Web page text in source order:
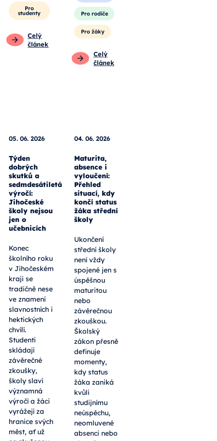
Pro
studenty
Celý
článek
Pro rodiče
Pro žáky
Celý
článek
05. 06. 2026
Týden
dobrých
skutků a
sedmdesátiletá
výročí:
Jihočeské
školy nejsou
jen o
učebnicích
Konec
školního roku
v Jihočeském
kraji se
tradičně nese
ve znamení
slavnostních i
hektických
chvílí.
Studenti
skládají
závěrečné
zkoušky,
školy slaví
významná
výročí a žáci
vyrážejí za
hranice svých
měst, ať už
04. 06. 2026
Maturita,
absence i
vyloučení:
Přehled
situací, kdy
končí status
žáka střední
školy
Ukončení
střední školy
není vždy
spojené jen s
úspěšnou
maturitou
nebo
závěrečnou
zkouškou.
Školský
zákon přesně
definuje
momenty,
kdy status
žáka zaniká
kvůli
studijnímu
neúspěchu,
neomluvené
absenci nebo